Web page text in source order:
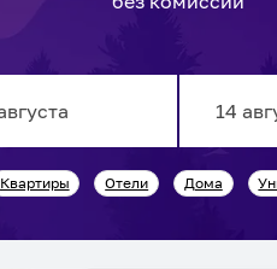
backward
interact
Квартиры Отели Дома